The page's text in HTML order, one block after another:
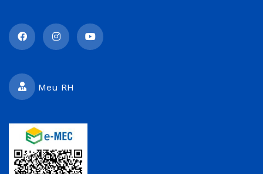
Meu RH